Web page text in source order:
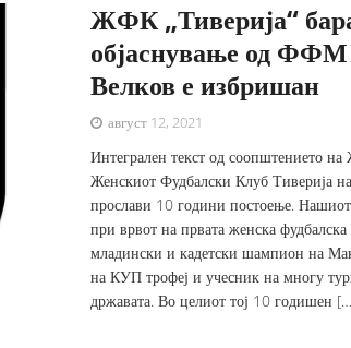
ЖФК „Тиверија“
објаснување од
Велков е избришан
август 12, 2021
Интегрален текст од соопштението
Женскиот Фудбалски Клуб Тиверија
прослави 10 години постоење. Нашиот
при врвот на првата женска фудбалска
младински и кадетски шампион на
на КУП трофеј и учесник на многу
државата. Во целиот тој 10 годишен